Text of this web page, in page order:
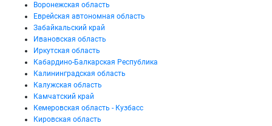
Воронежская область
Еврейская автономная область
Забайкальский край
Ивановская область
Иркутская область
Кабардино-Балкарская Республика
Калининградская область
Калужская область
Камчатский край
Кемеровская область - Кузбасс
Кировская область